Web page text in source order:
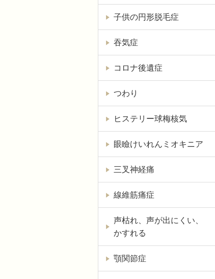
子供の円形脱毛症
吞気症
コロナ後遺症
つわり
ヒステリー球梅核気
眼瞼けいれんミオキニア
三叉神経痛
線維筋痛症
声枯れ、声が出にくい、
かすれる
顎関節症